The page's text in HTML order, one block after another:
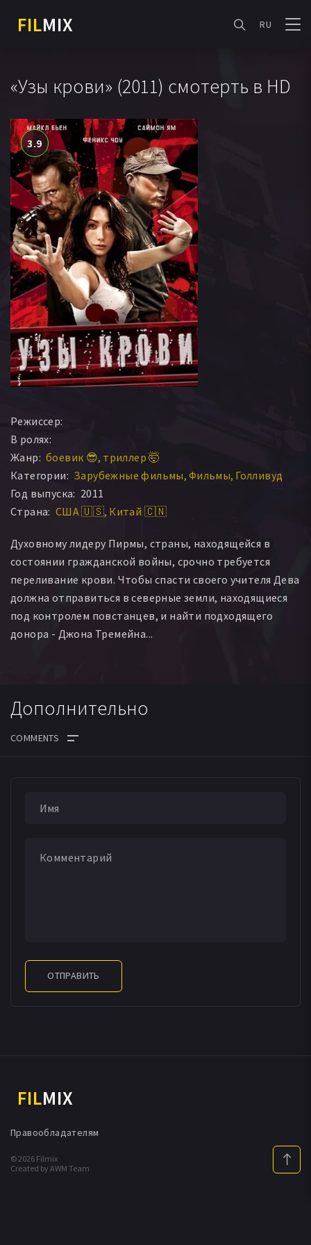
FILMIX RU
«Узы крови» (2011) смотерть в HD
3.9
Режиссер:
В ролях:
Жанр: боевик 😎 триллер 🤯
Категории: Зарубежные фильмы Фильмы Голливуд
Год выпуска: 2011
Страна: США 🇺🇸 Китай 🇨🇳
Духовному лидеру Пирмы, страны, находящейся в
состоянии гражданской войны, срочно требуется
переливание крови. Чтобы спасти своего учителя Дева
должна отправиться в северные земли, находящиеся
под контролем повстанцев, и найти подходящего
донора - Джона Тремейна...
Дополнительно
ОТПРАВИТЬ
FILMIX
© 2026 Filmix
Created by AWM Team
Правообладателям